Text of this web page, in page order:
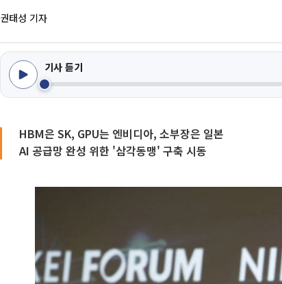
권태성 기자
기사 듣기
HBM은 SK, GPU는 엔비디아, 소부장은 일본
AI 공급망 완성 위한 '삼각동맹' 구축 시동